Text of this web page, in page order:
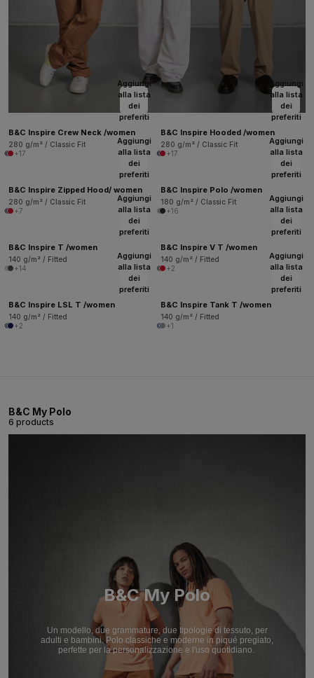
Aggiungi
alla lista
dei
preferiti
B&C Inspire Crew Neck /women
280 g/m² / Classic Fit
+17
Aggiungi
alla lista
dei
preferiti
B&C Inspire Hooded /women
280 g/m² / Classic Fit
+17
Aggiungi
alla lista
dei
preferiti
B&C Inspire Zipped Hood/ women
280 g/m² / Classic Fit
+7
Aggiungi
alla lista
dei
preferiti
B&C Inspire Polo /women
180 g/m² / Classic Fit
+16
Aggiungi
alla lista
dei
preferiti
B&C Inspire T /women
140 g/m² / Fitted
+14
Aggiungi
alla lista
dei
preferiti
B&C Inspire V T /women
140 g/m² / Fitted
+2
Aggiungi
alla lista
dei
preferiti
B&C Inspire LSL T /women
140 g/m² / Fitted
+2
Aggiungi
alla lista
dei
preferiti
B&C Inspire Tank T /women
140 g/m² / Fitted
+1
B&C My Polo
6 products
B&C My Polo
Un modello, due grammature, due tipologie di tessuto, per
adulti e bambini. Polo classiche e moderne in piqué pregiato,
perfette per la personalizzazione e l'uso quotidiano.